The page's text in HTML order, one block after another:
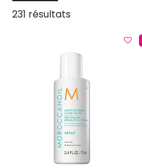
231 résultats